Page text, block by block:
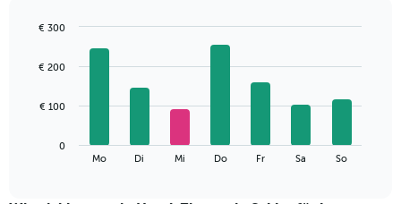
Diagramm
X-
die
Monate
with
bars.
folgende
Mo Di Mi Do Fr Sa So
0
€ 100
€ 200
€ 300